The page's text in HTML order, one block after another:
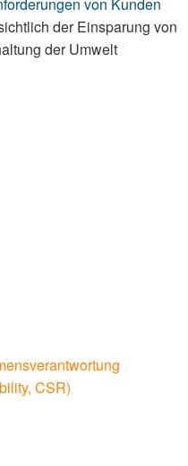
von Kunden
der Einsparung von
der Umwelt
CSR)